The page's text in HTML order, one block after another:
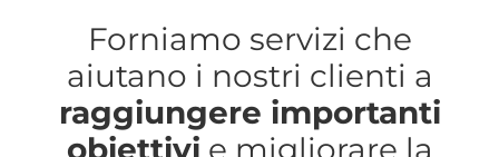
Forniamo servizi che
aiutano i nostri clienti a
raggiungere importanti
obiettivi e migliorare la